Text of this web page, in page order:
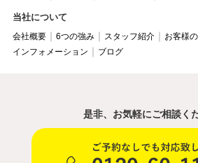
当社について
会社概要 6つの強み スタッフ紹介
お客様
インフォメーション
ブログ
是非、お気軽にご相談く